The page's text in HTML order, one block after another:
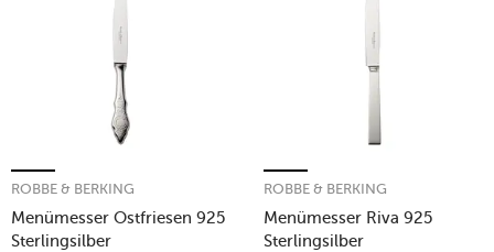
Menümesser Ostfriesen 925
Sterlingsilber
ROBBE & BERKING
Menümesser Riva 925
Sterlingsilber
ROBBE & BERKING